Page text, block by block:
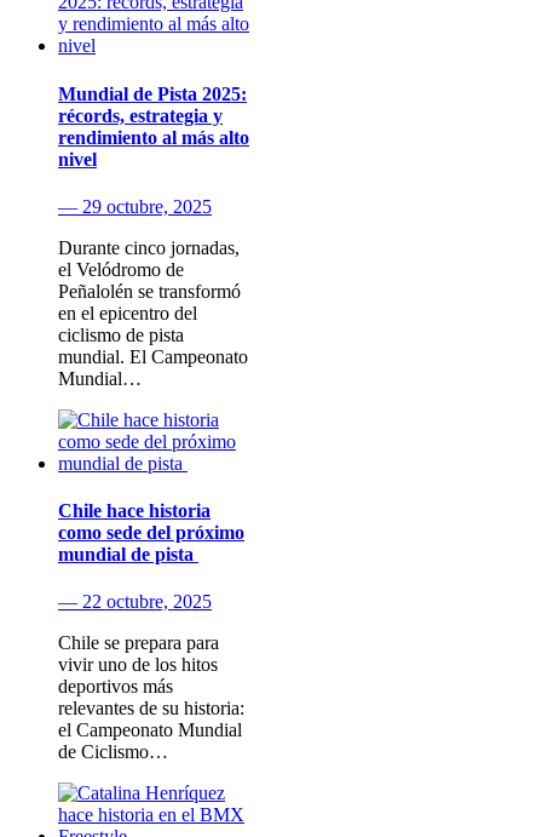
Mundial de Pista 2025:
récords, estrategia y
rendimiento al más alto
nivel
— 29 octubre, 2025
Durante cinco jornadas,
el Velódromo de
Peñalolén se transformó
en el epicentro del
ciclismo de pista
mundial. El Campeonato
Mundial…
Chile hace historia
como sede del próximo
mundial de pista
— 22 octubre, 2025
Chile se prepara para
vivir uno de los hitos
deportivos más
relevantes de su historia:
el Campeonato Mundial
de Ciclismo…